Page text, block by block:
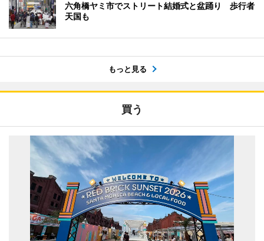
六角橋ヤミ市でストリート結婚式と盆踊り 歩行者
天国も
もっと見る
買う